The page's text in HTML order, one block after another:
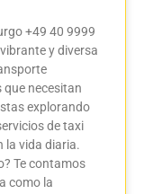
+49 40 9999
y diversa
que necesitan
explorando
de taxi
la vida diaria.
Te contamos
como la